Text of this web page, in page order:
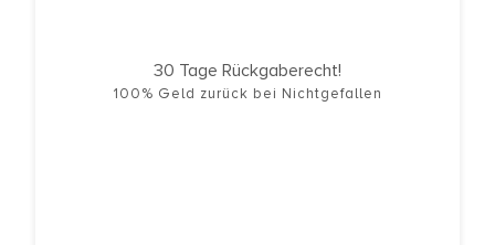
30 Tage Rückgaberecht!
100% Geld zurück bei Nichtgefallen